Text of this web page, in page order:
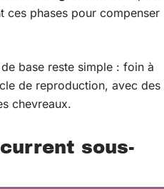
ces phases pour compenser
base reste simple : foin à
de reproduction, avec des
chevreaux.
sous-